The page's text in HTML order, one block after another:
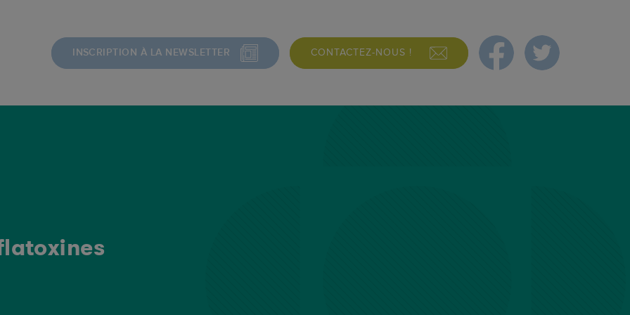
INSCRIPTION À LA NEWSLETTER CONTACTEZ-NOUS !